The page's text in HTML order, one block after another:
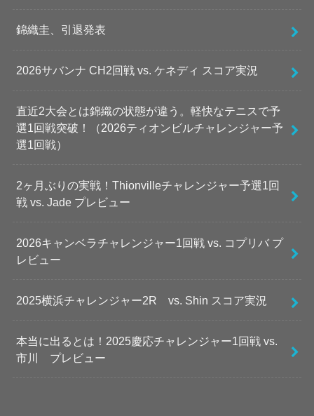
錦織圭、引退発表
2026サバンナ CH2回戦 vs. ケネディ スコア実況
直近2大会とは錦織の状態が違う。軽快なテニスで予
選1回戦突破！（2026ティオンビルチャレンジャー予
選1回戦）
2ヶ月ぶりの実戦！Thionvilleチャレンジャー予選1回
戦 vs. Jade プレビュー
2026キャンベラチャレンジャー1回戦 vs. コプリバ プ
レビュー
2025横浜チャレンジャー2R vs. Shin スコア実況
本当に出るとは！2025慶応チャレンジャー1回戦 vs.
市川 プレビュー